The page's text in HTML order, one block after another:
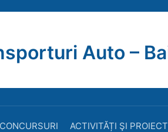
Auto –
ACTIVITĂȚI ŞI